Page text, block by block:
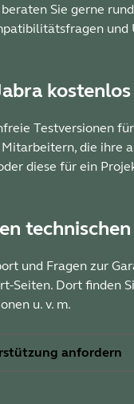
Sie gerne
und
kostenlos
Testversionen
die ihre
diese für ein
und Fragen zur
Seiten. Dort finden
u. v. m.
anfordern